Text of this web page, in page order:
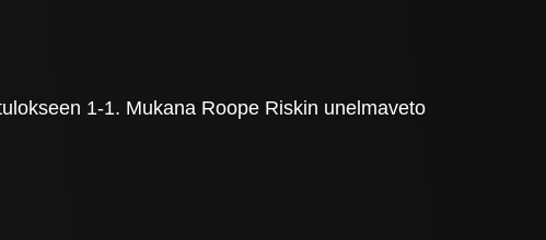
1-1. Mukana Roope Riskin unelmaveto